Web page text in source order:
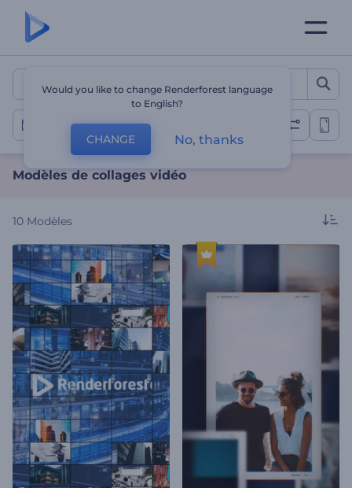
Modèles de collages vidéo
Collages vidéo
Modèles de collages vidéo
10 Modèles
Would you like to change Renderforest language
to English?
CHANGE No, thanks